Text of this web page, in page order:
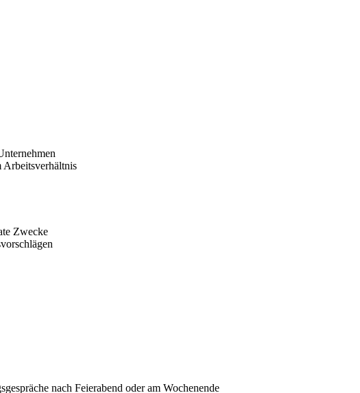
Arbeitsverhältnis
Zwecke
nach Feierabend oder am Wochenende